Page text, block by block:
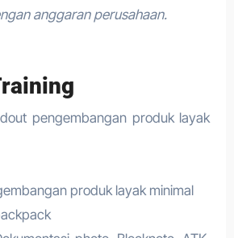
anggaran perusahaan.
pengembangan produk layak
produk layak minimal